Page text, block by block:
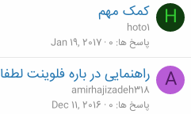
H کمک مهم
hoto1
پاسخ ها 0
Jan 19, 2017
A راهنمایی در باره فلوینت لطفا
amirhajizadeh318
پاسخ ها 0
Dec 11, 2016